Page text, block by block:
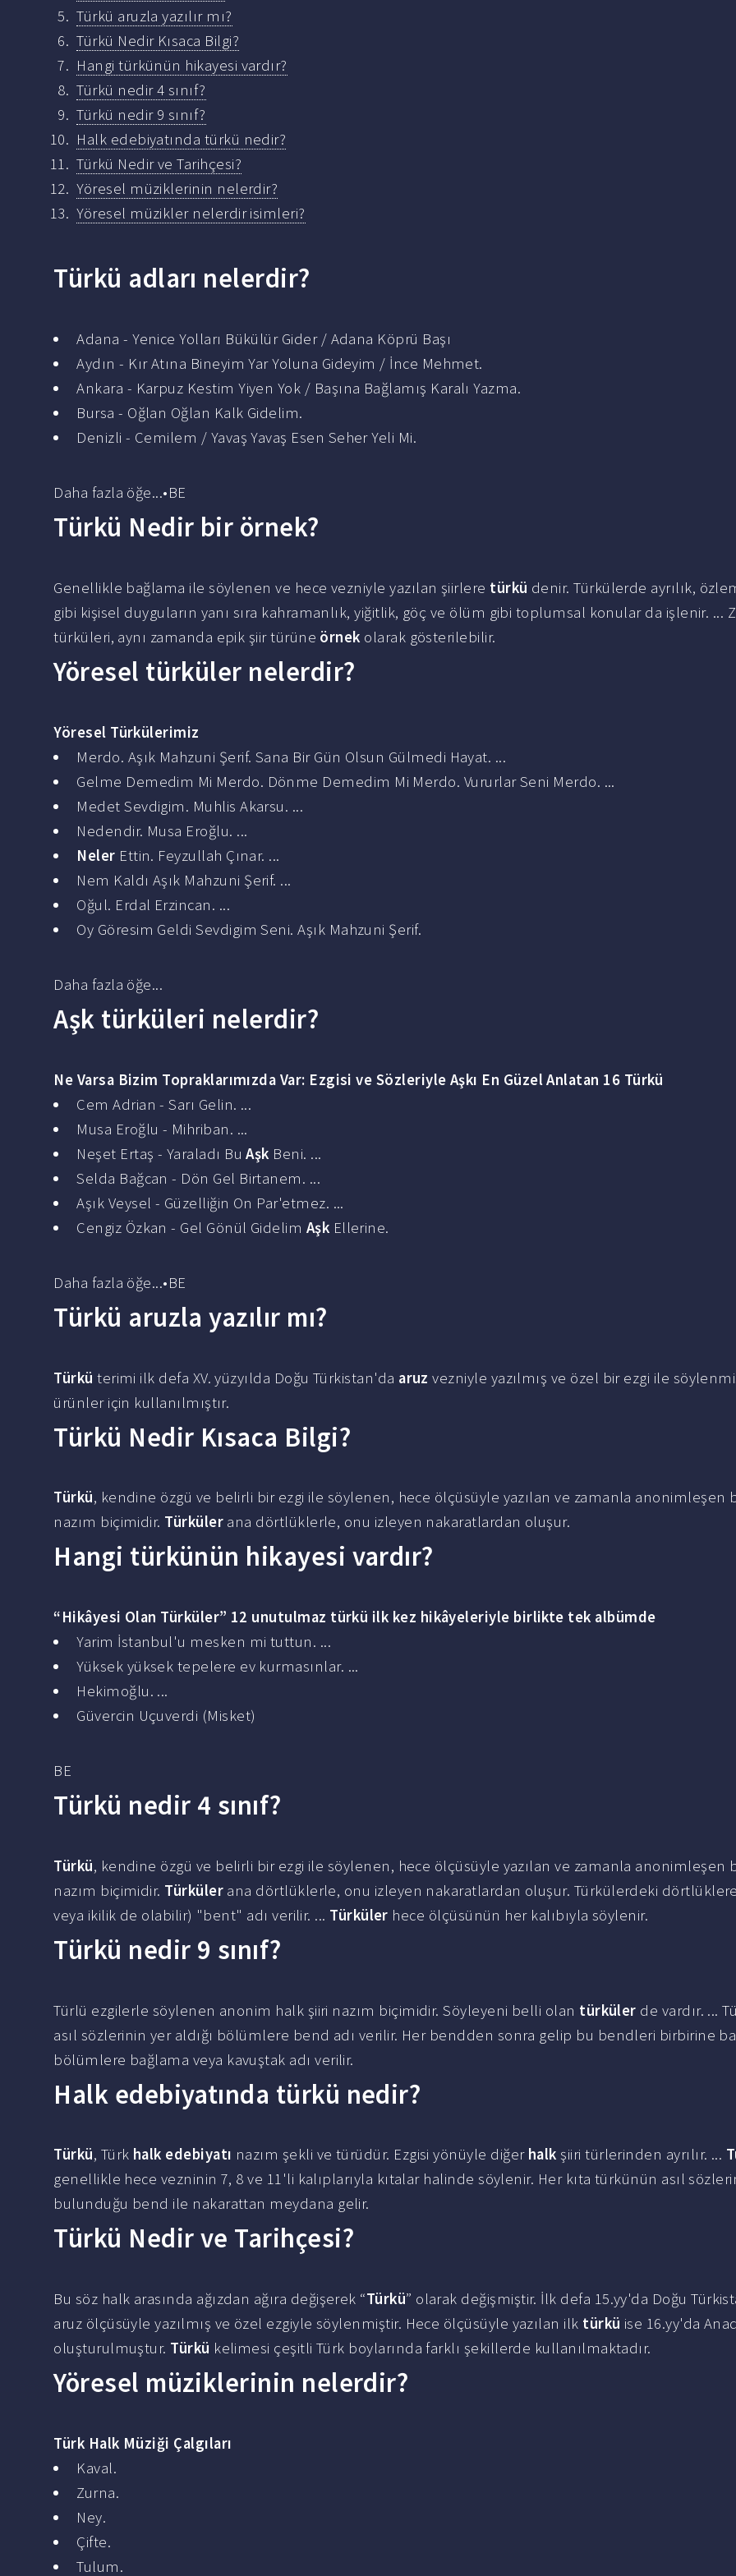
Türkü aruzla yazılır mı?
Türkü Nedir Kısaca Bilgi?
Hangi türkünün hikayesi vardır?
Türkü nedir 4 sınıf?
Türkü nedir 9 sınıf?
Halk edebiyatında türkü nedir?
Türkü Nedir ve Tarihçesi?
Yöresel müziklerinin nelerdir?
Yöresel müzikler nelerdir isimleri?
Türkü adları nelerdir?
Adana - Yenice Yolları Bükülür Gider / Adana Köprü Başı
Aydın - Kır Atına Bineyim Yar Yoluna Gideyim / İnce Mehmet.
Ankara - Karpuz Kestim Yiyen Yok / Başına Bağlamış Karalı Yazma.
Bursa - Oğlan Oğlan Kalk Gidelim.
Denizli - Cemilem / Yavaş Yavaş Esen Seher Yeli Mi.
Daha fazla öğe...•BE
Türkü Nedir bir örnek?
Genellikle bağlama ile söylenen ve hece vezniyle yazılan şiirlere türkü denir. Türkülerde ayrılık,
gibi kişisel duyguların yanı sıra kahramanlık, yiğitlik, göç ve ölüm gibi toplumsal konular da işlenir. ...
türküleri, aynı zamanda epik şiir türüne örnek olarak gösterilebilir.
Yöresel türküler nelerdir?
Yöresel Türkülerimiz
Merdo. Aşık Mahzuni Şerif. Sana Bir Gün Olsun Gülmedi Hayat. ...
Gelme Demedim Mi Merdo. Dönme Demedim Mi Merdo. Vururlar Seni Merdo. ...
Medet Sevdigim. Muhlis Akarsu. ...
Nedendir. Musa Eroğlu. ...
Neler Ettin. Feyzullah Çınar. ...
Nem Kaldı Aşık Mahzuni Şerif. ...
Oğul. Erdal Erzincan. ...
Oy Göresim Geldi Sevdigim Seni. Aşık Mahzuni Şerif.
Daha fazla öğe...
Aşk türküleri nelerdir?
Ne Varsa Bizim Topraklarımızda Var: Ezgisi ve Sözleriyle Aşkı En Güzel Anlatan 16 Türkü
Cem Adrian - Sarı Gelin. ...
Musa Eroğlu - Mihriban. ...
Neşet Ertaş - Yaraladı BuAşk Beni. ...
Selda Bağcan - Dön Gel Birtanem. ...
Aşık Veysel - Güzelliğin On Par'etmez. ...
Cengiz Özkan - Gel Gönül Gidelim Aşk Ellerine.
Daha fazla öğe...•BE
Türkü aruzla yazılır mı?
Türkü terimi ilk defa XV. yüzyılda Doğu Türkistan'da aruz vezniyle yazılmış ve özel bir ezgi ile
ürünler için kullanılmıştır.
Türkü Nedir Kısaca Bilgi?
Türkü, kendine özgü ve belirli bir ezgi ile söylenen, hece ölçüsüyle yazılan ve zamanla anonimleşen
nazım biçimidir. Türküler ana dörtlüklerle, onu izleyen nakaratlardan oluşur.
Hangi türkünün hikayesi vardır?
“Hikâyesi Olan Türküler” 12 unutulmaz türkü ilk kez hikâyeleriyle birlikte tek albümde
Yarim İstanbul'u mesken mi tuttun. ...
Yüksek yüksek tepelere ev kurmasınlar. ...
Hekimoğlu. ...
Güvercin Uçuverdi (Misket)
BE
Türkü nedir 4 sınıf?
Türkü, kendine özgü ve belirli bir ezgi ile söylenen, hece ölçüsüyle yazılan ve zamanla anonimleşen
nazım biçimidir. Türküler ana dörtlüklerle, onu izleyen nakaratlardan oluşur. Türkülerdeki
veya ikilik de olabilir) "bent" adı verilir. ... Türküler hece ölçüsünün her kalıbıyla söylenir.
Türkü nedir 9 sınıf?
Türlü ezgilerle söylenen anonim halk şiiri nazım biçimidir. Söyleyeni belli olan türküler de vardır. ...
asıl sözlerinin yer aldığı bölümlere bend adı verilir. Her bendden sonra gelip bu bendleri birbirine
bölümlere bağlama veya kavuştak adı verilir.
Halk edebiyatında türkü nedir?
Türkü, Türk halk edebiyatı nazım şekli ve türüdür. Ezgisi yönüyle diğer halk şiiri türlerinden ayrılır. ...
genellikle hece vezninin 7, 8 ve 11'li kalıplarıyla kıtalar halinde söylenir. Her kıta türkünün asıl
bulunduğu bend ile nakarattan meydana gelir.
Türkü Nedir ve Tarihçesi?
Bu söz halk arasında ağızdan ağıra değişerek “Türkü” olarak değişmiştir. İlk defa 15.yy'da Doğu
aruz ölçüsüyle yazılmış ve özel ezgiyle söylenmiştir. Hece ölçüsüyle yazılan ilk türkü ise 16.yy'da
oluşturulmuştur. Türkü kelimesi çeşitli Türk boylarında farklı şekillerde kullanılmaktadır.
Yöresel müziklerinin nelerdir?
Türk Halk Müziği Çalgıları
Kaval.
Zurna.
Ney.
Çifte.
Tulum.